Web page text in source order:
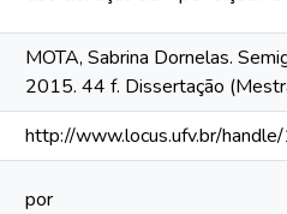
MOTA, Sabrina Dornelas.
2015. 44 f. Dissertação
http://www.locus.ufv.br/
por